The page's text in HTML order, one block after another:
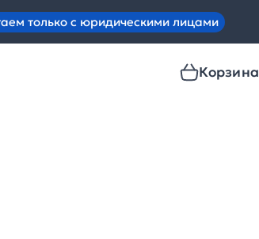
только с юридическими лицами
Корзина